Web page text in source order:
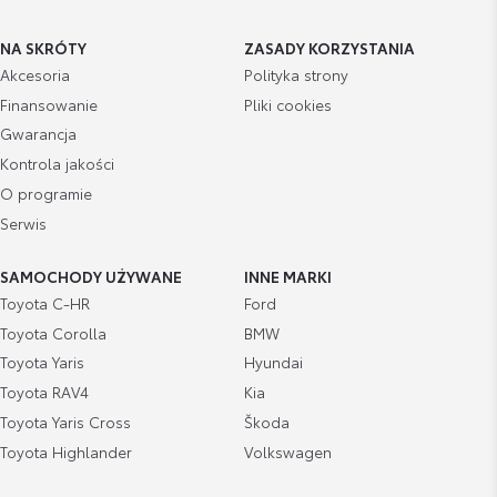
NA SKRÓTY
Akcesoria
Finansowanie
Gwarancja
Kontrola jakości
O programie
Serwis
ZASADY KORZYSTANIA
Polityka strony
Pliki cookies
SAMOCHODY UŻYWANE
Toyota C-HR
Toyota Corolla
Toyota Yaris
Toyota RAV4
Toyota Yaris Cross
Toyota Highlander
INNE MARKI
Ford
BMW
Hyundai
Kia
Škoda
Volkswagen